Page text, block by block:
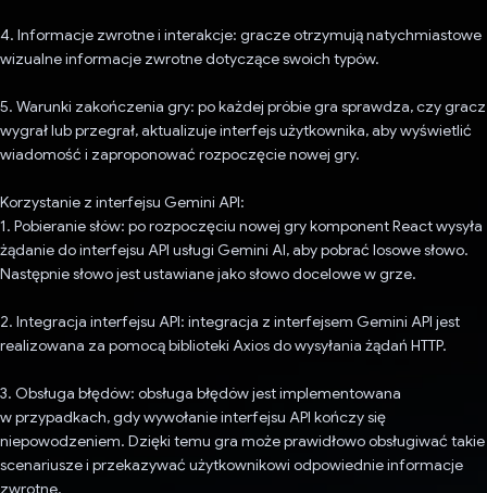
4. Informacje zwrotne i interakcje: gracze otrzymują natychmiastowe
wizualne informacje zwrotne dotyczące swoich typów.
5. Warunki zakończenia gry: po każdej próbie gra sprawdza, czy gracz
wygrał lub przegrał, aktualizuje interfejs użytkownika, aby wyświetlić
wiadomość i zaproponować rozpoczęcie nowej gry.
Korzystanie z interfejsu Gemini API:
1. Pobieranie słów: po rozpoczęciu nowej gry komponent React wysyła
żądanie do interfejsu API usługi Gemini AI, aby pobrać losowe słowo.
Następnie słowo jest ustawiane jako słowo docelowe w grze.
2. Integracja interfejsu API: integracja z interfejsem Gemini API jest
realizowana za pomocą biblioteki Axios do wysyłania żądań HTTP.
3. Obsługa błędów: obsługa błędów jest implementowana
w przypadkach, gdy wywołanie interfejsu API kończy się
niepowodzeniem. Dzięki temu gra może prawidłowo obsługiwać takie
scenariusze i przekazywać użytkownikowi odpowiednie informacje
zwrotne.